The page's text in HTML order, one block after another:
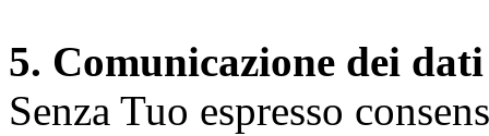
5. Comunicazione dei dati
Senza Tuo espresso